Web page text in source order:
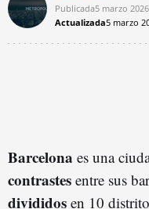
Publicada5 marzo 2026
Actualizada5 marzo
Barcelona es una
contrastes entre sus
divididos en 10